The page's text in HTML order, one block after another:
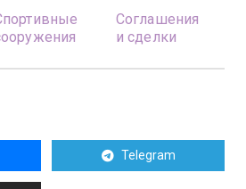
Соглашения
и сделки
Telegram